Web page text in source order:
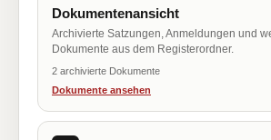
Dokumentenansicht
Archivierte Satzungen, Anmeldungen und
Dokumente aus dem Registerordner.
2 archivierte Dokumente
Dokumente ansehen